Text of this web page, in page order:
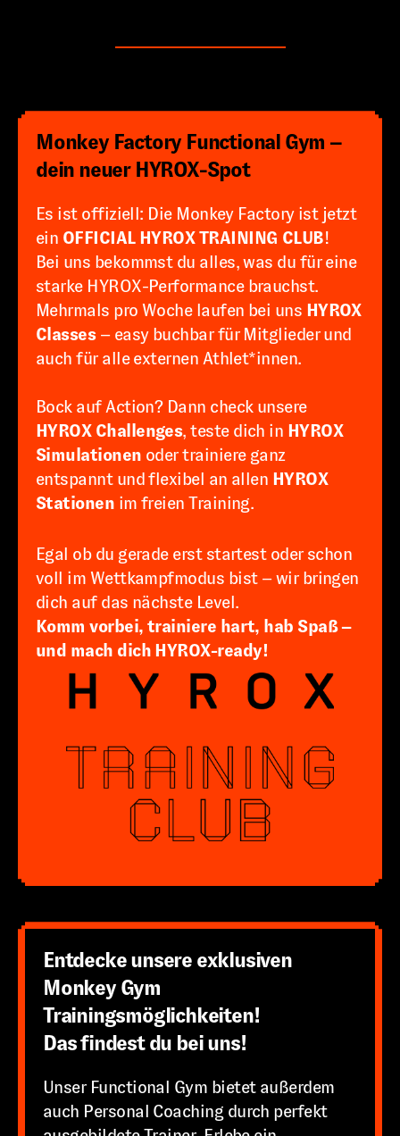
Monkey Factory Functional Gym –
dein neuer HYROX-Spot
Es ist offiziell: Die Monkey Factory ist jetzt
ein OFFICIAL HYROX TRAINING CLUB!
Bei uns bekommst du alles, was du für eine
starke HYROX-Performance brauchst.
Mehrmals pro Woche laufen bei uns HYROX
Classes– easy buchbar für Mitglieder und
auch für alle externen Athlet*innen.
Bock auf Action? Dann check unsere
HYROX Challenges, teste dich in HYROX
Simulationen oder trainiere ganz
entspannt und flexibel an allen HYROX
Stationen im freien Training.
Egal ob du gerade erst startest oder schon
voll im Wettkampfmodus bist – wir bringen
dich auf das nächste Level.
Komm vorbei, trainiere hart, hab Spaß –
und mach dich HYROX-ready!
Entdecke unsere exklusiven
Monkey Gym
Trainingsmöglichkeiten!
Das findest du bei uns!
Unser Functional Gym bietet außerdem
auch Personal Coaching durch perfekt